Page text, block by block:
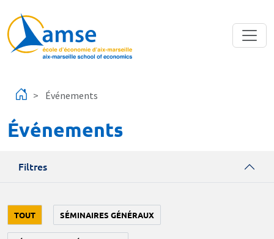
Événements
Événements
Filtres
TOUT SÉMINAIRES GÉNÉRAUX